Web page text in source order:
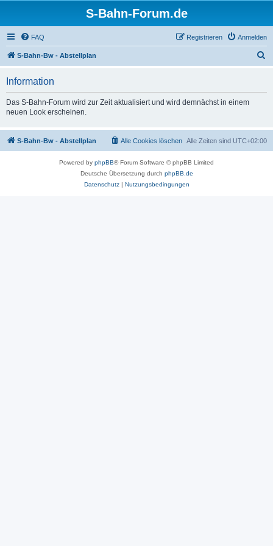
S-Bahn-Forum.de
FAQ Anmelden
Registrieren
S-Bahn-Bw - Abstellplan
Information
Das S-Bahn-Forum wird zur Zeit aktualisiert und wird demnächst in einem
neuen Look erscheinen.
S-Bahn-Bw - Abstellplan Alle Zeiten sind UTC+02:00
Alle Cookies löschen
Powered by phpBB® Forum Software © phpBB Limited
Deutsche Übersetzung durch phpBB.de
Datenschutz| Nutzungsbedingungen